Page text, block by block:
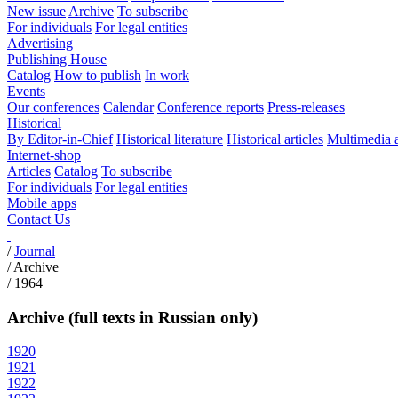
New issue Archive To subscribe
For individuals For legal entities
Advertising
Publishing House
Catalog How to publish In work
Events
Our conferences Calendar Conference reports Press-releases
Historical
By Editor-in-Chief Historical literature Historical articles Multimedia
Internet-shop
Articles Catalog To subscribe
For individuals For legal entities
Mobile apps
Contact Us
/Journal
/Archive
/ 1964
Archive (full texts in Russian only)
1920
1921
1922